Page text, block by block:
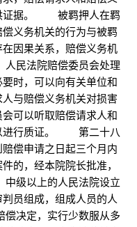
证据。 被羁押人在羁
义务机关的行为与被羁
因果关系，赔偿义务机
法院赔偿委员会处理
时，可以向有关单位和
与赔偿义务机关对损害
可以听取赔偿请求人和
进行质证。 第二十八
偿申请之日起三个月内
的，经本院院长批准，
以上的人民法院设立
员组成，组成人员的人
决定，实行少数服从多